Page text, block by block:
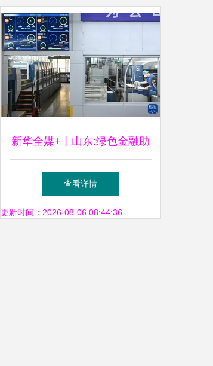
新华全媒+丨山东:绿色金融助
力多领域高质量发展 环保技
术推广服务
查看详情
更新时间：2026-08-06 08:44:36